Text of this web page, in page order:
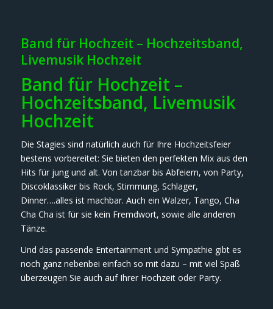
Band für Hochzeit – Hochzeitsband,
Livemusik Hochzeit
Band für Hochzeit –
Hochzeitsband, Livemusik
Hochzeit
Die Stagies sind natürlich auch für Ihre Hochzeitsfeier
bestens vorbereitet: Sie bieten den perfekten Mix aus den
Hits für jung und alt. Von tanzbar bis Abfeiern, von Party,
Discoklassiker bis Rock, Stimmung, Schlager,
Dinner….alles ist machbar. Auch ein Walzer, Tango, Cha
Cha Cha ist für sie kein Fremdwort, sowie alle anderen
Tänze.
Und das passende Entertainment und Sympathie gibt es
noch ganz nebenbei einfach so mit dazu – mit viel Spaß
überzeugen Sie auch auf Ihrer Hochzeit oder Party.